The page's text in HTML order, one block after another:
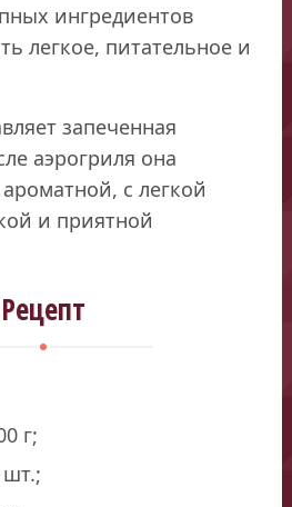
ингредиентов
легкое, питательное и
запеченная
аэрогриля она
с легкой
и приятной
Рецепт
г;